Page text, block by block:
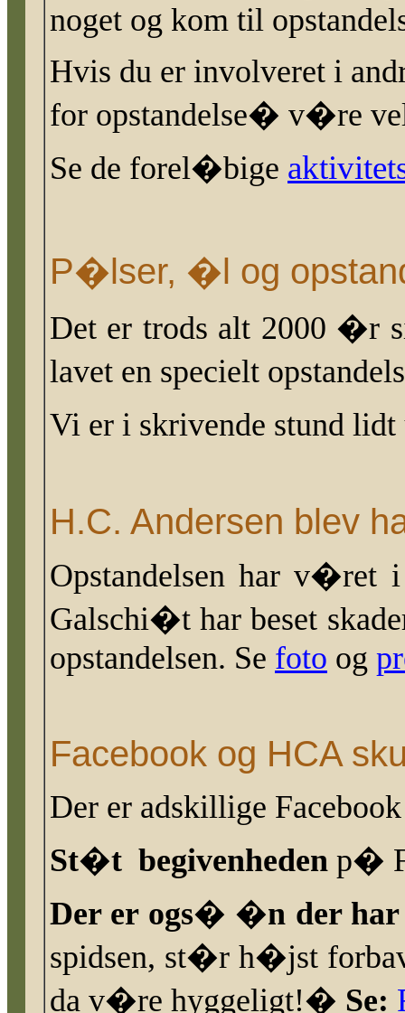
noget og kom til
Hvis du er involveret i
for opstandelse� v�re
Se de forel�bige
P�lser, �l og
Det er trods alt 2000 �r
lavet en specielt
Vi er i skrivende stund
H.C. Andersen blev
Opstandelsen har v�ret
Galschi�t har beset
opstandelsen. Se foto og
Facebook og HCA
Der er adskillige
St�t begivenheden p�
Der er ogs� �n der
spidsen, st�r h�jst
da v�re hyggeligt!� Se: